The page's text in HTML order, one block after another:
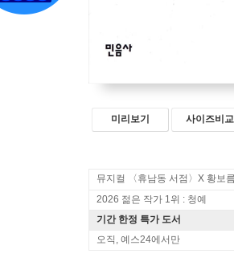
미리보기 사이즈비교
2026 젊은 작가 1위 : 청예
기간 한정 특가 도서
오직, 예스24에서만